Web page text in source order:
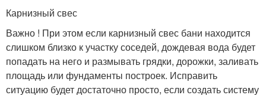
Карнизный свес
Важно ! При этом если карнизный свес бани находится
слишком близко к участку соседей, дождевая вода будет
попадать на него и размывать грядки, дорожки, заливать
площадь или фундаменты построек. Исправить
ситуацию будет достаточно просто, если создать систему